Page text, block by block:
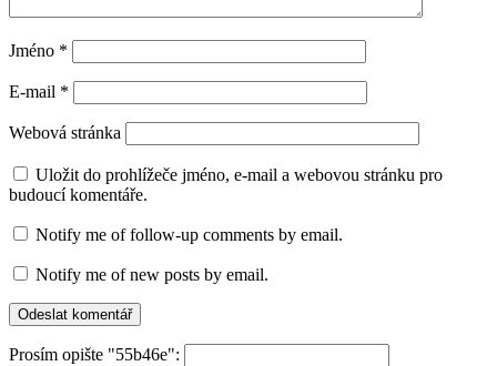
Jméno *
E-mail *
Webová stránka
Uložit do prohlížeče jméno, e-mail a webovou stránku pro
budoucí komentáře.
Notify me of follow-up comments by email.
Notify me of new posts by email.
Prosím opište "55b46e":